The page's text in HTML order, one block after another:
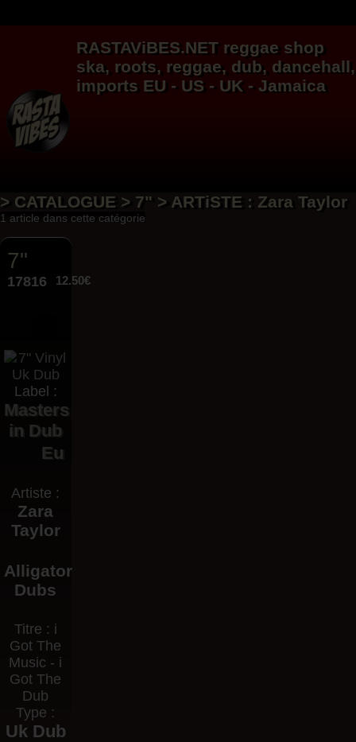
RASTAViBES.NET reggae shop
ska, roots, reggae, dub, dancehall,
imports EU - US - UK - Jamaica
> CATALOGUE > 7" > ARTiSTE : Zara Taylor
1 article dans cette catégorie
7"
17816 12.50€
Label :
Masters
in Dub
Eu
Artiste :
Zara
Taylor
Alligator
Dubs
Titre : i
Got The
Music - i
Got The
Dub
Type :
Uk Dub